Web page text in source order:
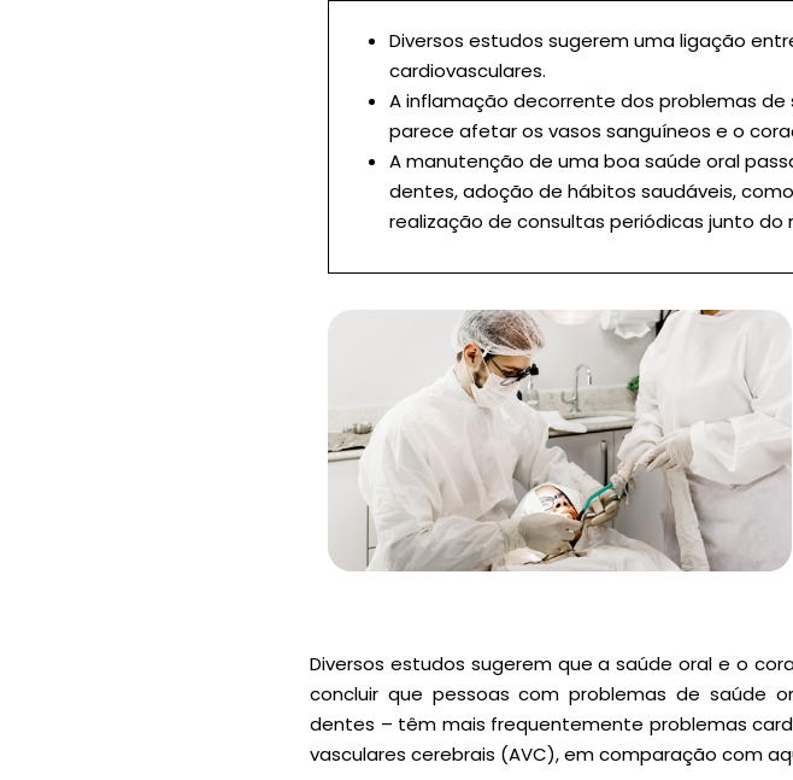
Diversos estudos sugerem uma ligação
cardiovasculares.
A inflamação decorrente dos problemas
parece afetar os vasos sanguíneos e o
A manutenção de uma boa saúde oral
dentes, adoção de hábitos saudáveis,
realização de consultas periódicas junto do
Diversos estudos sugerem que a saúde oral e o
concluir que pessoas com problemas de saúde
dentes – têm mais frequentemente problemas
vasculares cerebrais (AVC), em comparação com